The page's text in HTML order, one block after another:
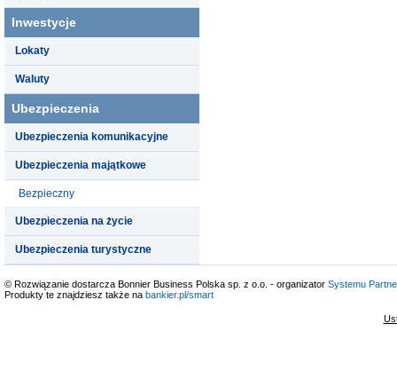
Inwestycje
Lokaty
Waluty
Ubezpieczenia
Ubezpieczenia komunikacyjne
Ubezpieczenia majątkowe
Bezpieczny
Ubezpieczenia na życie
Ubezpieczenia turystyczne
© Rozwiązanie dostarcza Bonnier Business Polska sp. z o.o. - organizator Systemu
Produkty te znajdziesz także na bankier.pl/smart